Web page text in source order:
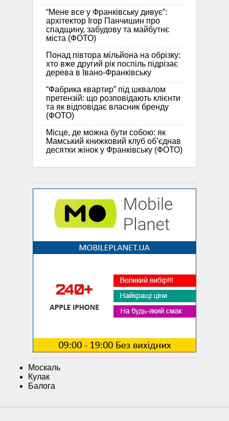
“Мене все у Франківську дивує”:
архітектор Ігор Панчишин про
спадщину, забудову та майбутнє
міста (ФОТО)
Понад півтора мільйона на обрізку:
хто вже другий рік поспіль підрізає
дерева в Івано-Франківську
“Фабрика квартир” під шквалом
претензій: що розповідають клієнти
та як відповідає власник бренду
(ФОТО)
Місце, де можна бути собою: як
Мамський книжковий клуб об’єднав
десятки жінок у Франківську (ФОТО)
Москаль
Кулак
Балога